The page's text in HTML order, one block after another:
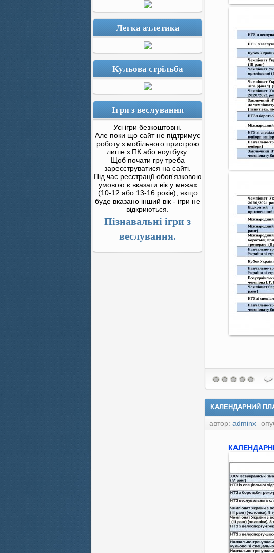
Легка атлетика
Кульова стрільба
Ігри з веслування
Усі ігри безкоштовні.
Але поки що сайт не підтримує
роботу з мобільного пристрою
лише з ПК або ноутбуку.
Щоб почати гру треба
зареєструватися на сайті.
Під час реєстрації обов'язковою
умовою є вказати вік у межах
(10-12 або 13-16 років), якщо
буде вказано інший вік - ігри не
відкриються.
Пізнавальні ігри з
веслування.
КАЛЕНДАРНИЙ
автор: adminx